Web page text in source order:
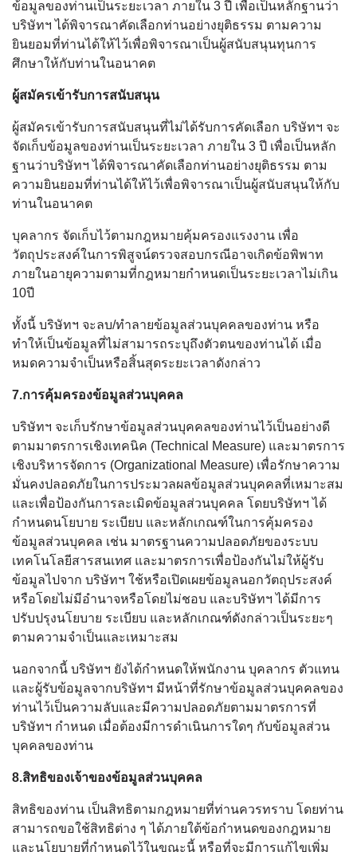
ข้อมูลของท่านเป็นระยะเวลา ภายใน 3 ปี เพื่อเป็นหลักฐานว่า
บริษัทฯ ได้พิจารณาคัดเลือกท่านอย่างยุติธรรม ตามความ
ยินยอมที่ท่านได้ให้ไว้เพื่อพิจารณาเป็นผู้สนับสนุนทุนการ
ศึกษาให้กับท่านในอนาคต
ผู้สมัครเข้ารับการสนับสนุน
ผู้สมัครเข้ารับการสนับสนุนที่ไม่ได้รับการคัดเลือก บริษัทฯ จะ
จัดเก็บข้อมูลของท่านเป็นระยะเวลา ภายใน 3 ปี เพื่อเป็นหลัก
ฐานว่าบริษัทฯ ได้พิจารณาคัดเลือกท่านอย่างยุติธรรม ตาม
ความยินยอมที่ท่านได้ให้ไว้เพื่อพิจารณาเป็นผู้สนับสนุนให้กับ
ท่านในอนาคต
บุคลากร จัดเก็บไว้ตามกฎหมายคุ้มครองแรงงาน เพื่อ
วัตถุประสงค์ในการพิสูจน์ตรวจสอบกรณีอาจเกิดข้อพิพาท
ภายในอายุความตามที่กฎหมายกำหนดเป็นระยะเวลาไม่เกิน
10ปี
ทั้งนี้ บริษัทฯ จะลบ/ทำลายข้อมูลส่วนบุคคลของท่าน หรือ
ทำให้เป็นข้อมูลที่ไม่สามารถระบุถึงตัวตนของท่านได้ เมื่อ
หมดความจำเป็นหรือสิ้นสุดระยะเวลาดังกล่าว
7.การคุ้มครองข้อมูลส่วนบุคคล
บริษัทฯ จะเก็บรักษาข้อมูลส่วนบุคคลของท่านไว้เป็นอย่างดี
ตามมาตรการเชิงเทคนิค (Technical Measure) และมาตรการ
เชิงบริหารจัดการ (Organizational Measure) เพื่อรักษาความ
มั่นคงปลอดภัยในการประมวลผลข้อมูลส่วนบุคคลที่เหมาะสม
และเพื่อป้องกันการละเมิดข้อมูลส่วนบุคคล โดยบริษัทฯ ได้
กำหนดนโยบาย ระเบียบ และหลักเกณฑ์ในการคุ้มครอง
ข้อมูลส่วนบุคคล เช่น มาตรฐานความปลอดภัยของระบบ
เทคโนโลยีสารสนเทศ และมาตรการเพื่อป้องกันไม่ให้ผู้รับ
ข้อมูลไปจาก บริษัทฯ ใช้หรือเปิดเผยข้อมูลนอกวัตถุประสงค์
หรือโดยไม่มีอำนาจหรือโดยไม่ชอบ และบริษัทฯ ได้มีการ
ปรับปรุงนโยบาย ระเบียบ และหลักเกณฑ์ดังกล่าวเป็นระยะๆ
ตามความจำเป็นและเหมาะสม
นอกจากนี้ บริษัทฯ ยังได้กำหนดให้พนักงาน บุคลากร ตัวแทน
และผู้รับข้อมูลจากบริษัทฯ มีหน้าที่รักษาข้อมูลส่วนบุคคลของ
ท่านไว้เป็นความลับและมีความปลอดภัยตามมาตรการที่
บริษัทฯ กำหนด เมื่อต้องมีการดำเนินการใดๆ กับข้อมูลส่วน
บุคคลของท่าน
8.สิทธิของเจ้าของข้อมูลส่วนบุคคล
สิทธิของท่าน เป็นสิทธิตามกฎหมายที่ท่านควรทราบ โดยท่าน
สามารถขอใช้สิทธิต่าง ๆ ได้ภายใต้ข้อกำหนดของกฎหมาย
และนโยบายที่กำหนดไว้ในขณะนี้ หรือที่จะมีการแก้ไขเพิ่ม